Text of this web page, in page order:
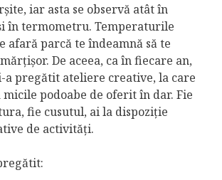
iar asta se observă atât în
în termometru. Temperaturile
afară parcă te îndeamnă să te
De aceea, ca în fiecare an,
a pregătit ateliere creative, la care
podoabe de oferit în dar. Fie
fie cusutul, ai la dispoziție
de activități.